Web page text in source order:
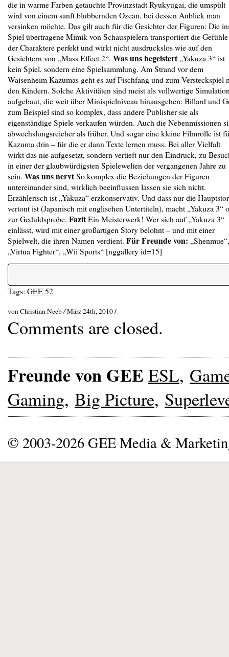
die in warme Farben getauchte Provinzstadt Ryukyugai, die umspült
wird von einem sanft blubbernden Ozean, bei dessen Anblick man
versinken möchte. Das gilt auch für die Gesichter der Figuren: Die
Spiel übertragene Mimik von Schauspielern transportiert die Gefühle
der Charaktere perfekt und wirkt nicht ausdruckslos wie auf den
Gesichtern von „Mass Effect 2“. Was uns begeistert „Yakuza 3“ ist
kein Spiel, sondern eine Spielsammlung. Am Strand vor dem
Waisenheim Kazumas geht es auf Fischfang und zum Versteckspiel
den Kindern. Solche Aktivitäten sind meist als vollwertige
aufgebaut, die weit über Minispielniveau hinausgehen: Billard und
zum Beispiel sind so komplex, dass andere Publisher sie als
eigenständige Spiele verkaufen würden. Auch die Nebenmissionen
abwechslungsreicher als früher. Und sogar eine kleine Filmrolle ist
Kazuma drin – für die er dann Texte lernen muss. Bei aller Vielfalt
wirkt das nie aufgesetzt, sondern vertieft nur den Eindruck, zu
in einer der glaubwürdigsten Spielewelten der vergangenen Jahre zu
sein. Was uns nervtSo komplex die Beziehungen der Figuren
untereinander sind, wirklich beeinflussen lassen sie sich nicht.
Erzählerisch ist „Yakuza“ erzkonservativ. Und dass nur die
vertont ist (Japanisch mit englischen Untertiteln), macht „Yakuza 3“
zur Geduldsprobe. FazitEin Meisterwerk! Wer sich auf „Yakuza 3“
einlässt, wird mit einer großartigen Story belohnt – und mit einer
Spielwelt, die ihren Namen verdient. Für Freunde von: „Shenmue“,
„Virtua Fighter“, „Wii Sports“ [nggallery id=15]
Tags: GEE 52
von Christian Neeb/März 24th, 2010 /
Comments are closed.
Freunde von GEE ESL,
Gaming, Big Picture,
© 2003-2026 GEE Media &